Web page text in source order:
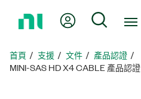
頁
我的帳號 搜尋
首頁 支援 文件
產品認證
MINI-SAS HD X4 CABLE 產品認證